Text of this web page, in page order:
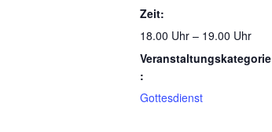
Zeit:
18.00 Uhr – 19.00 Uhr
Veranstaltungskategorie
:
Gottesdienst